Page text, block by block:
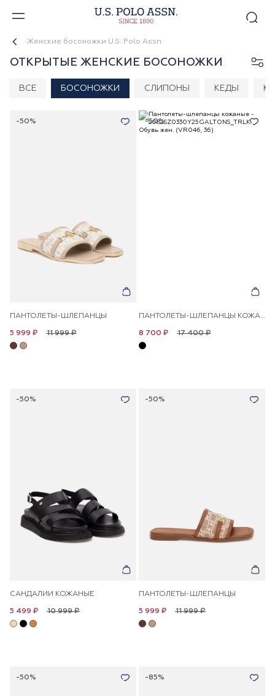
Женские босоножки U.S. Polo Assn.
ОТКРЫТЫЕ ЖЕНСКИЕ БОСОНОЖКИ
ВСЕ БОСОНОЖКИ СЛИПОНЫ КЕДЫ
-50%
ПАНТОЛЕТЫ-ШЛЕПАНЦЫ
11 999 ₽
5 999 ₽
-50%
ПАНТОЛЕТЫ-ШЛЕПАНЦЫ КОЖАНЫЕ
17 400 ₽
8 700 ₽
-50%
САНДАЛИИ КОЖАНЫЕ
10 999 ₽
5 499 ₽
-50%
ПАНТОЛЕТЫ-ШЛЕПАНЦЫ
11 999 ₽
5 999 ₽
-50% -85%